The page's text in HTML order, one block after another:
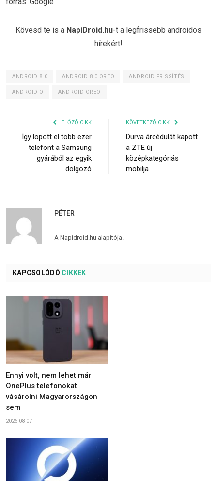
Kövesd te is a NapiDroid.hu-t a legfrissebb androidos
hírekért!
ANDROID 8.0 ANDROID 8.0 OREO ANDROID FRISSÍTÉS
ANDROID O ANDROID OREO
ELŐZŐ CIKK
Így lopott el több ezer
telefont a Samsung
gyárából az egyik
dolgozó
KÖVETKEZŐ CIKK
Durva árcédulát kapott
a ZTE új
középkategóriás
mobilja
PÉTER
A Napidroid.hu alapítója.
KAPCSOLÓDÓ CIKKEK
Ennyi volt, nem lehet már
OnePlus telefonokat
vásárolni Magyarországon
sem
2026-08-07